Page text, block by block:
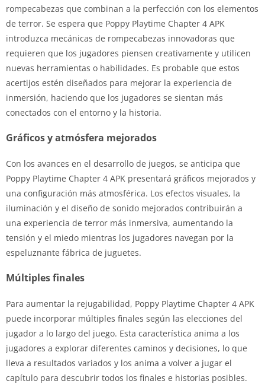
rompecabezas que combinan a la perfección con los elementos
de terror. Se espera que Poppy Playtime Chapter 4 APK
introduzca mecánicas de rompecabezas innovadoras que
requieren que los jugadores piensen creativamente y utilicen
nuevas herramientas o habilidades. Es probable que estos
acertijos estén diseñados para mejorar la experiencia de
inmersión, haciendo que los jugadores se sientan más
conectados con el entorno y la historia.
Gráficos y atmósfera mejorados
Con los avances en el desarrollo de juegos, se anticipa que
Poppy Playtime Chapter 4 APK presentará gráficos mejorados y
una configuración más atmosférica. Los efectos visuales, la
iluminación y el diseño de sonido mejorados contribuirán a
una experiencia de terror más inmersiva, aumentando la
tensión y el miedo mientras los jugadores navegan por la
espeluznante fábrica de juguetes.
Múltiples finales
Para aumentar la rejugabilidad, Poppy Playtime Chapter 4 APK
puede incorporar múltiples finales según las elecciones del
jugador a lo largo del juego. Esta característica anima a los
jugadores a explorar diferentes caminos y decisiones, lo que
lleva a resultados variados y los anima a volver a jugar el
capítulo para descubrir todos los finales e historias posibles.